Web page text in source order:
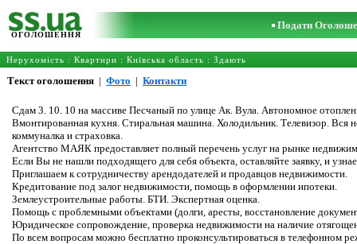
ОГОЛОШЕННЯ
Подати
Нерухомість : Квартири : Київська область : Здають
Текст оголошення | Фото | Контакти
Сдам 3. 10. 10 на массиве Песчаный по улице Ак. Вула. Автономное
Вмонтированная кухня. Стиральная машина. Холодильник. Телевизор. Вся
коммуналка и страховка.
Агентство МАЯК предоставляет полный перечень услуг на рынке
Если Вы не нашли подходящего для себя объекта, оставляйте заявку, и
Приглашаем к сотрудничеству арендодателей и продавцов недвижимости.
Кредитование под залог недвижимости, помощь в оформлении ипотеки.
Землеустроительные работы. БТИ. Экспертная оценка.
Помощь с проблемными объектами (долги, аресты, восстановление
Юридическое сопровождение, проверка недвижимости на наличие
По всем вопросам можно бесплатно проконсультироваться в телефонном